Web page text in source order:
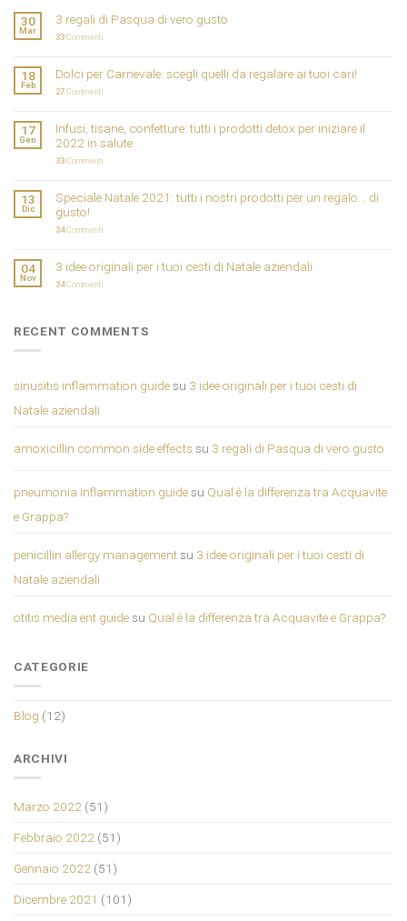
30
Mar
3 regali di Pasqua di vero gusto
33Commenti
18
Feb
Dolci per Carnevale: scegli quelli da regalare ai tuoi cari!
27Commenti
17
Gen
Infusi, tisane, confetture: tutti i prodotti detox per iniziare il
2022 in salute
33Commenti
13
Dic
Speciale Natale 2021: tutti i nostri prodotti per un regalo… di
gusto!
34Commenti
04
Nov
3 idee originali per i tuoi cesti di Natale aziendali
34Commenti
RECENT COMMENTS
sinusitis inflammation guidesu 3 idee originali per i tuoi cesti di
Natale aziendali
amoxicillin common side effects su 3 regali di Pasqua di vero gusto
pneumonia inflammation guidesu Qual è la differenza tra Acquavite
e Grappa?
penicillin allergy managementsu 3 idee originali per i tuoi cesti di
Natale aziendali
otitis media ent guidesu Qual è la differenza tra Acquavite e Grappa?
CATEGORIE
Blog (12)
ARCHIVI
Marzo 2022 (51)
Febbraio 2022 (51)
Gennaio 2022 (51)
Dicembre 2021 (101)